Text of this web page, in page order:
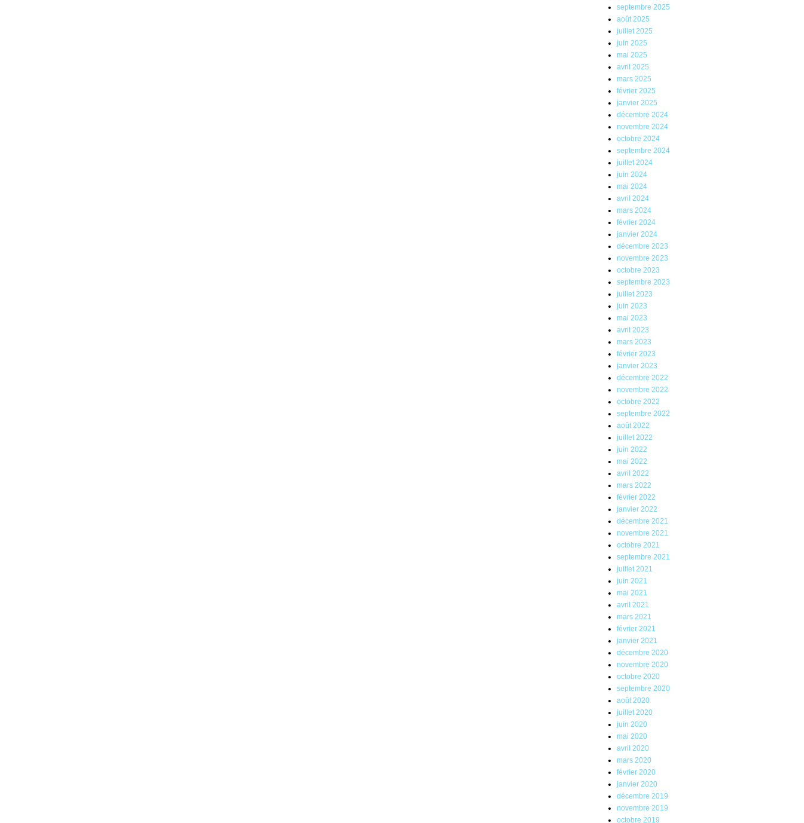
septembre 2025
août 2025
juillet 2025
juin 2025
mai 2025
avril 2025
mars 2025
février 2025
janvier 2025
décembre 2024
novembre 2024
octobre 2024
septembre 2024
juillet 2024
juin 2024
mai 2024
avril 2024
mars 2024
février 2024
janvier 2024
décembre 2023
novembre 2023
octobre 2023
septembre 2023
juillet 2023
juin 2023
mai 2023
avril 2023
mars 2023
février 2023
janvier 2023
décembre 2022
novembre 2022
octobre 2022
septembre 2022
août 2022
juillet 2022
juin 2022
mai 2022
avril 2022
mars 2022
février 2022
janvier 2022
décembre 2021
novembre 2021
octobre 2021
septembre 2021
juillet 2021
juin 2021
mai 2021
avril 2021
mars 2021
février 2021
janvier 2021
décembre 2020
novembre 2020
octobre 2020
septembre 2020
août 2020
juillet 2020
juin 2020
mai 2020
avril 2020
mars 2020
février 2020
janvier 2020
décembre 2019
novembre 2019
octobre 2019